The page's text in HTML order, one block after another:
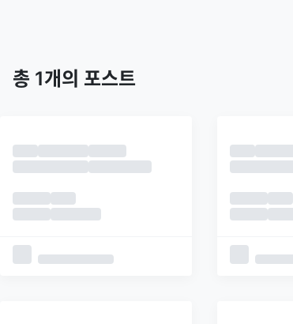
트렌딩 추천 최신
총 1개의 포스트